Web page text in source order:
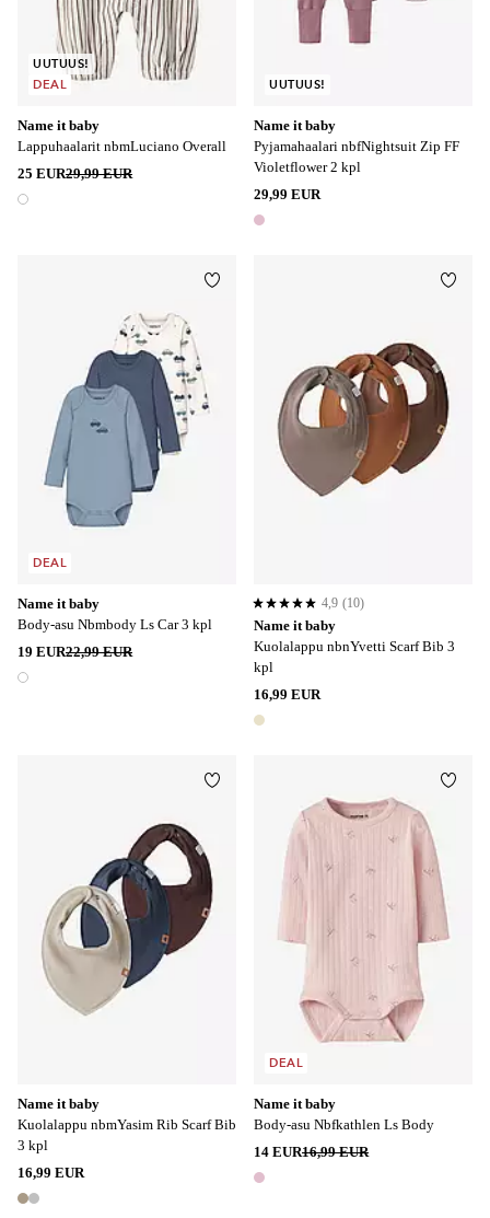
Name it baby
Lappuhaalarit nbmLuciano Overall
25 EUR29,99 EUR
1 väri
UUTUUS!
DEAL
Name it baby
Pyjamahaalari nbfNightsuit Zip FF
Violetflower 2 kpl
29,99 EUR
1 väri
UUTUUS!
Name it baby
Body-asu Nbmbody Ls Car 3 kpl
19 EUR22,99 EUR
1 väri
DEAL
Lisää suosikkeihin
Name it baby
Kuolalappu nbnYvetti Scarf Bib 3
kpl
16,99 EUR
1 väri
4,9 perustuen 10 arvosanaan
4,9 (10)
Name it baby
Kuolalappu nbmYasim Rib Scarf Bib
3 kpl
16,99 EUR
2 värejä
Lisää suosikkeihin
Name it baby
Body-asu Nbfkathlen Ls Body
14 EUR16,99 EUR
1 väri
DEAL